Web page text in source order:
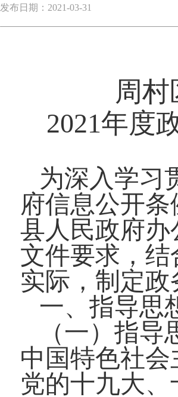
发布日期：2021-03-31
周
2021年度
为深入学习
府信息公开
县人民政府
文件要求，
实际，制定
一、指导思
（一）指
中国特色社
党的十九大